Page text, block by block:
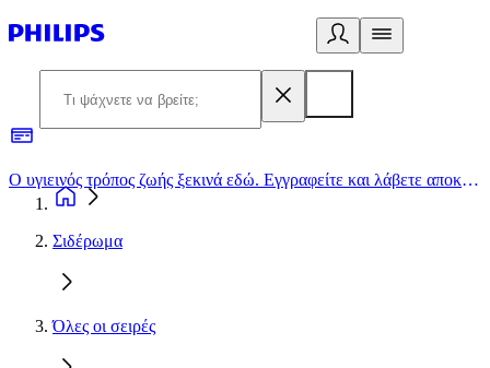
Ο υγιεινός τρόπος ζωής ξεκινά εδώ. Εγγραφείτε και λάβετε αποκλειστικές προσφορές
Σιδέρωμα
Όλες οι σειρές